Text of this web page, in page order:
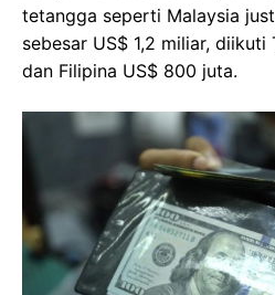
tetangga seperti Malaysia
sebesar US$ 1,2 miliar,
dan Filipina US$ 800 juta.